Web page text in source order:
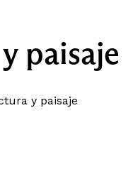
paisaje
y paisaje